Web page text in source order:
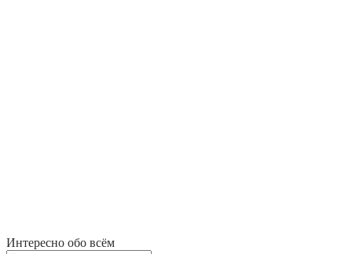
Интересно обо всём